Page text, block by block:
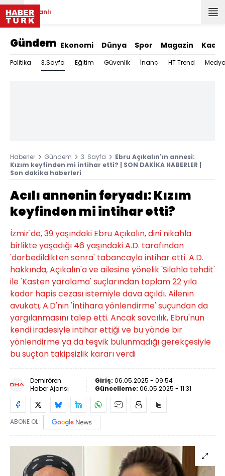
Canlı
Gündem Ekonomi Dünya Spor Magazin Kadın
Politika 3.Sayfa Eğitim Güvenlik İnanç HT Trend
Haberler Gündem 3. Sayfa
Ebru Açıkalın'ın annesi:
Kızım keyfinden mi intihar etti? | SON DAKİKA HABERLER |
Son dakika haberleri
Acılı annenin feryadı: Kızım
keyfinden mi intihar etti?
İzmir'de, 39 yaşındaki Ebru Açıkalın, dini nikahla
birlikte yaşadığı 46 yaşındaki A.D. tarafından
'darbedildikten sonra' tabancayla intihar etti. A.D.
hakkında, Açıkalın'a ve ailesine yönelik 'Silahla tehdit'
ile 'Kasten yaralama' suçlarından toplam 22 yıla
kadar hapis cezası istemiyle dava açıldı. Ailenin
avukatı, A.D'nin 'İntihara yönlendirme' suçundan da
yargılanmasını talep etti. Ancak savcılık, Ebru'nun
kendi iradesiyle intihar ettiği ve bu yönde bir
yönlendirme ya da teşvik bulunmadığı gerekçesiyle
bu suçtan takipsizlik kararı verdi
Demirören
Haber Ajansı
Giriş: 06.05.2025 - 09:54
Güncelleme: 06.05.2025 - 11:31
ABONE OL